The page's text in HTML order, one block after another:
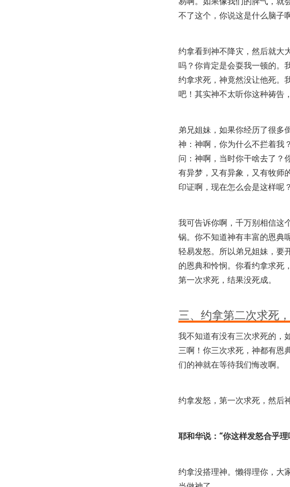
不了这个，你说这是什么脑子
约拿看到神不降灾，然后就大
吗？你肯定是会耍我一顿的。
约拿求死，神竟然没让他死。
吧！其实神不太听你这种祷告
弟兄姐妹，如果你经历了很多
神：神啊，你为什么不拦着我
问：神啊，当时你干啥去了？
有异梦，又有异象，又有牧师
印证啊，现在怎么会是这样呢
我可告诉你啊，千万别相信这
锅。你不知道神有丰富的恩典
轻易发怒。所以弟兄姐妹，要
的恩典和怜悯。你看约拿求死
第一次求死，结果没死成。
三、约拿第二次求死
我不知道有没有三次求死的，
三啊！你三次求死，神都有恩
们的神就在等待我们悔改啊。
约拿发怒，第一次求死，然后
耶和华说：“你这样发怒合乎
约拿没搭理神。懒得理你，大